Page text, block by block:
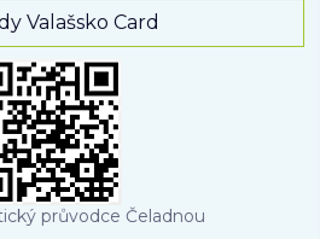
Valašsko Card
průvodce Čeladnou